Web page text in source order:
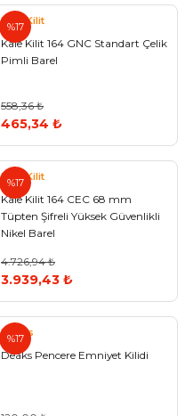
%17
Kale Kilit
Kale Kilit 164 GNC Standart Çelik
Pimli Barel
558,36 ₺
465,34 ₺
%17
Kale Kilit
Kale Kilit 164 CEC 68 mm
Tüpten Şifreli Yüksek Güvenlikli
Nikel Barel
4.726,94 ₺
3.939,43 ₺
%17
Deaks
Deaks Pencere Emniyet Kilidi